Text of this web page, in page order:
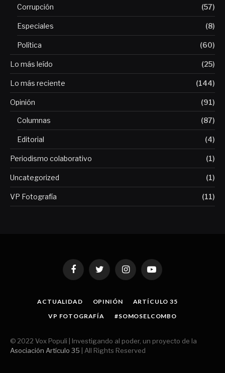
Corrupción (57)
Especiales (8)
Política (60)
Lo más leído (25)
Lo más reciente (144)
Opinión (91)
Columnas (87)
Editorial (4)
Periodismo colaborativo (1)
Uncategorized (1)
VP Fotografía (11)
FacebookTwitter InstagramYouTube
ACTUALIDAD OPINIÓN
ARTÍCULO 35
VP FOTOGRAFÍA
#SOMOSELCOMBO
© 2022 Vox Populi | Investigando al poder, un proyecto de la
Asociación Artículo 35 | All Rights Reserved